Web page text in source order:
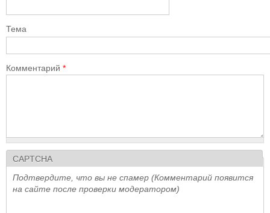
Тема
Комментарий *
CAPTCHA
Подтвердите, что вы не спамер (Комментарий появится
на сайте после проверки модератором)